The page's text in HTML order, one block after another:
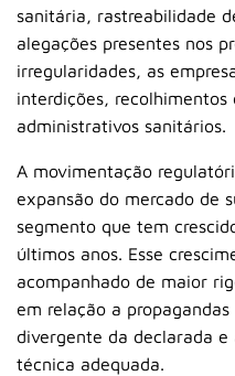
sanitária, rastreabilidade
alegações presentes nos
irregularidades, as
interdições, recolhimentos
administrativos sanitários.
A movimentação
expansão do mercado de
segmento que tem
últimos anos. Esse
acompanhado de maior
em relação a
divergente da declarada
técnica adequada.